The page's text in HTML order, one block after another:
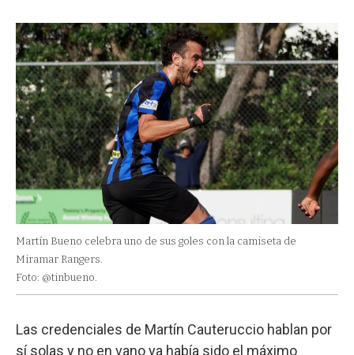
Martín Bueno celebra uno de sus goles con la camiseta de
Miramar Rangers.
Foto: @tinbueno.
Las credenciales de Martín Cauteruccio hablan por
sí solas y no en vano ya había sido el máximo